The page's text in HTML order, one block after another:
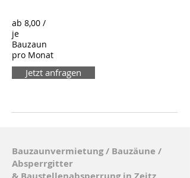
ab 8,00 /
je
Bauzaun
pro Monat
Jetzt anfragen
Bauzaunvermietung / Bauzäune /
Absperrgitter